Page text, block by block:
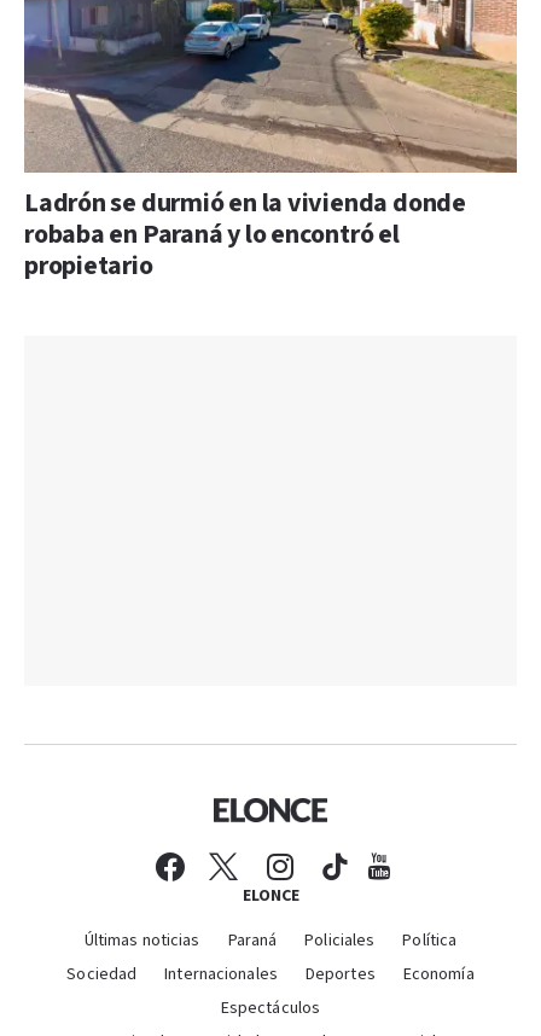
Ladrón se durmió en la vivienda donde
robaba en Paraná y lo encontró el
propietario
ELONCE
Últimas noticias Paraná Policiales
Política
Sociedad
Internacionales Deportes
Economía
Espectáculos